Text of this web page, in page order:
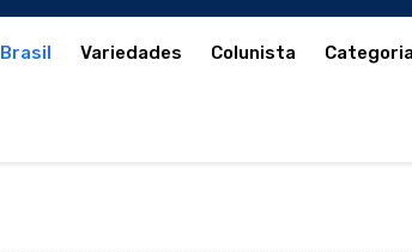
Brasil Variedades Colunista